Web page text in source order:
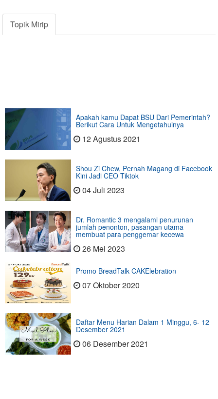
Topik Mirip
Apakah kamu Dapat BSU Dari Pemerintah?
Berikut Cara Untuk Mengetahuinya
12 Agustus 2021
Shou Zi Chew, Pernah Magang di Facebook
Kini Jadi CEO Tiktok
04 Juli 2023
Dr. Romantic 3 mengalami penurunan
jumlah penonton, pasangan utama
membuat para penggemar kecewa
26 Mei 2023
Promo BreadTalk CAKElebration
07 Oktober 2020
Daftar Menu Harian Dalam 1 Minggu, 6- 12
Desember 2021
06 Desember 2021